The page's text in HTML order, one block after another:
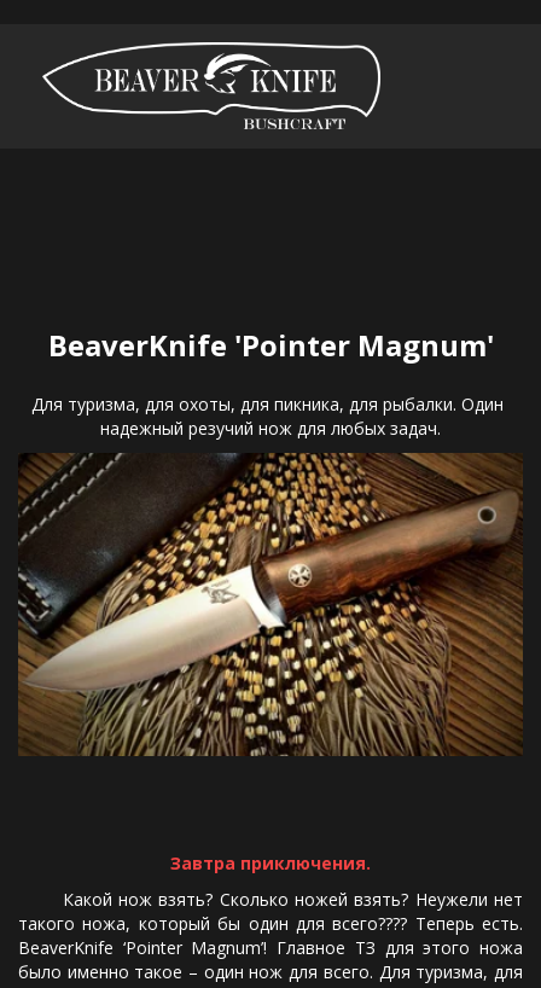
BeaverKnife 'Pointer Magnum'
Для туризма, для охоты, для пикника, для рыбалки. Один
надежный резучий нож для любых задач.
Завтра приключения.
Какой нож взять? Сколько ножей взять? Неужели нет
такого ножа, который бы один для всего???? Теперь есть.
BeaverKnife ‘Pointer Magnum’! Главное ТЗ для этого ножа
было именно такое – один нож для всего. Для туризма, для